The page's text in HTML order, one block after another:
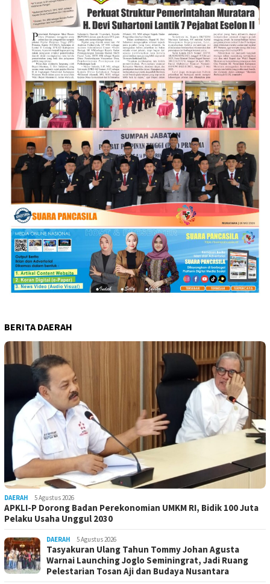
BERITA DAERAH
DAERAH 5 Agustus 2026
APKLI-P Dorong Badan Perekonomian UMKM RI, Bidik 100 Juta
Pelaku Usaha Unggul 2030
DAERAH 5 Agustus 2026
Tasyakuran Ulang Tahun Tommy Johan Agusta
Warnai Launching Joglo Seminingrat, Jadi Ruang
Pelestarian Tosan Aji dan Budaya Nusantara